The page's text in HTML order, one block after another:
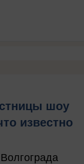
шоу
известно